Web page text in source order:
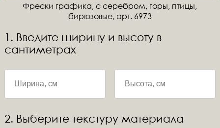
Фрески графика, с серебром, горы, птицы,
бирюзовые, арт. 6973
1. Введите ширину и высоту в
сантиметрах
2. Выберите текстуру материала